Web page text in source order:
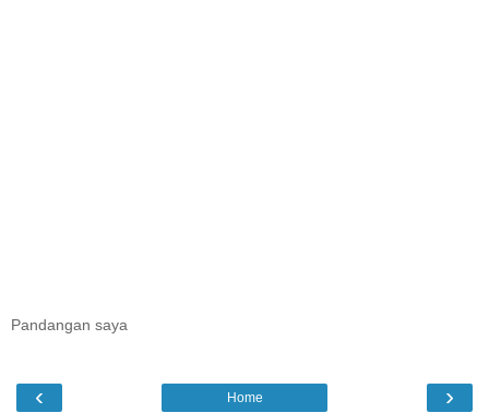
Pandangan saya
‹ ›
Home